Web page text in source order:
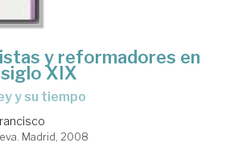
y reformadores en
XIX
y su tiempo
Madrid, 2008